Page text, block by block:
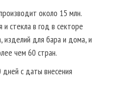
около 15 млн.
стекла в год в секторе
для бара и дома, и
чем 60 стран.
с даты внесения